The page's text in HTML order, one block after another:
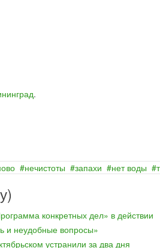
.
нечистоты запахи нет воды
конкретных дел» в действии
и неудобные вопросы»
устранили за два дня